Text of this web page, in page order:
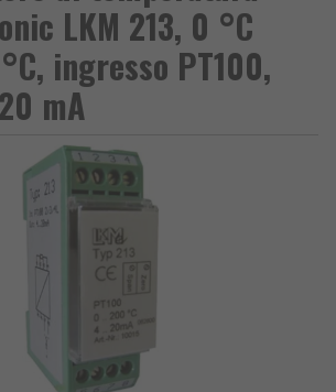
LKM 213, 0 °C
ingresso PT100,
mA